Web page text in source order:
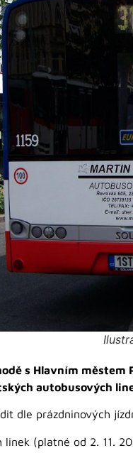
s Hlavním
autobusových
dle prázdninových
(platné od 2. 11.